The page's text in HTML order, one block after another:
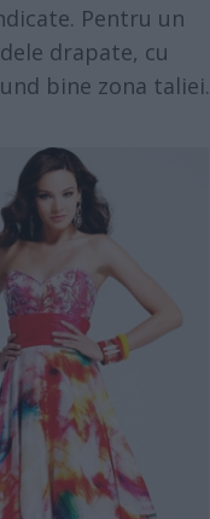
Pentru un
drapate, cu
bine zona taliei.